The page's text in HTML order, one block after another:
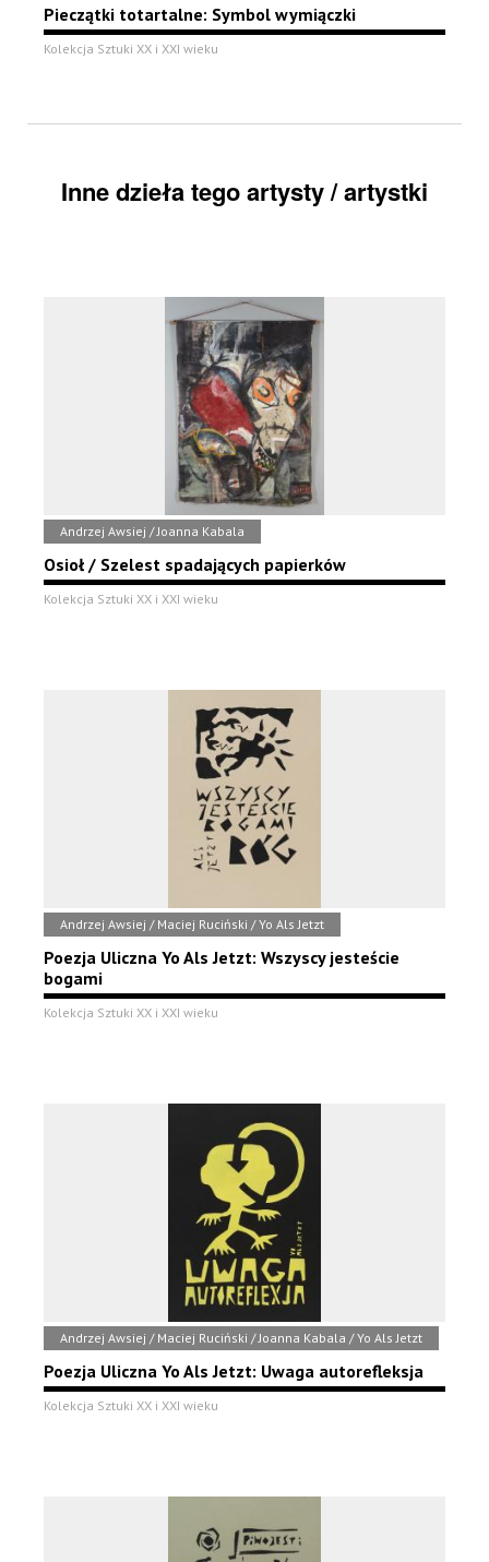
Pieczątki totartalne: Symbol wymiączki
Kolekcja Sztuki XX i XXI wieku
Inne dzieła tego artysty / artystki
Andrzej Awsiej / Joanna Kabala
Osioł / Szelest spadających papierków
Kolekcja Sztuki XX i XXI wieku
Andrzej Awsiej / Maciej Ruciński / Yo Als Jetzt
Poezja Uliczna Yo Als Jetzt: Wszyscy jesteście
bogami
Kolekcja Sztuki XX i XXI wieku
Andrzej Awsiej / Maciej Ruciński / Joanna Kabala / Yo Als Jetzt
Poezja Uliczna Yo Als Jetzt: Uwaga autorefleksja
Kolekcja Sztuki XX i XXI wieku